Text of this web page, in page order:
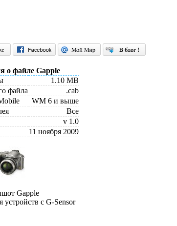
о файле Gapple
1.10 MB
файла
.cab
WM 6 и выше
Все
v 1.0
11 ноября 2009
Gapple
устройств с G-Sensor